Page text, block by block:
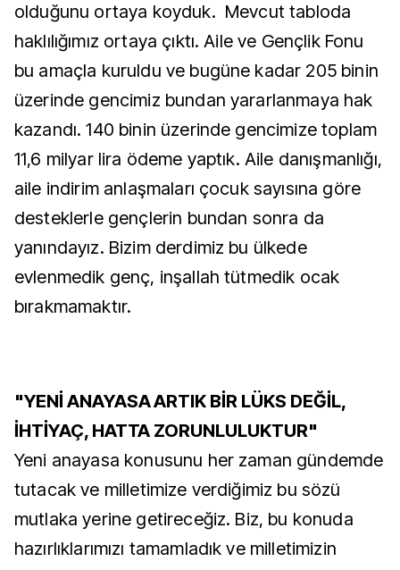
olduğunu ortaya koyduk. Mevcut tabloda
haklılığımız ortaya çıktı. Aile ve Gençlik Fonu
bu amaçla kuruldu ve bugüne kadar 205 binin
üzerinde gencimiz bundan yararlanmaya hak
kazandı. 140 binin üzerinde gencimize toplam
11,6 milyar lira ödeme yaptık. Aile danışmanlığı,
aile indirim anlaşmaları çocuk sayısına göre
desteklerle gençlerin bundan sonra da
yanındayız. Bizim derdimiz bu ülkede
evlenmedik genç, inşallah tütmedik ocak
bırakmamaktır.
"YENİ ANAYASA ARTIK BİR LÜKS DEĞİL,
İHTİYAÇ, HATTA ZORUNLULUKTUR"
Yeni anayasa konusunu her zaman gündemde
tutacak ve milletimize verdiğimiz bu sözü
mutlaka yerine getireceğiz. Biz, bu konuda
hazırlıklarımızı tamamladık ve milletimizin